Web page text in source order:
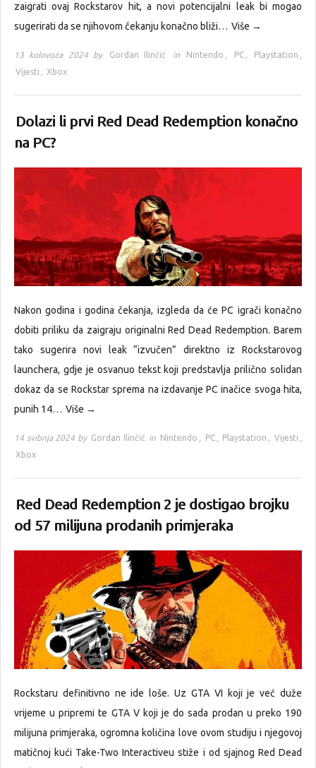
zaigrati ovaj Rockstarov hit, a novi potencijalni leak bi mogao
sugerirati da se njihovom čekanju konačno bliži… Više →
13 kolovoza 2024 by Gordan Ilinčić in Nintendo , PC , Playstation ,
Vijesti , Xbox
Dolazi li prvi Red Dead Redemption konačno
na PC?
Nakon godina i godina čekanja, izgleda da će PC igrači konačno
dobiti priliku da zaigraju originalni Red Dead Redemption. Barem
tako sugerira novi leak “izvučen” direktno iz Rockstarovog
launchera, gdje je osvanuo tekst koji predstavlja prilično solidan
dokaz da se Rockstar sprema na izdavanje PC inačice svoga hita,
punih 14… Više →
14 svibnja 2024 by Gordan Ilinčić in Nintendo , PC , Playstation , Vijesti ,
Xbox
Red Dead Redemption 2 je dostigao brojku
od 57 milijuna prodanih primjeraka
Rockstaru definitivno ne ide loše. Uz GTA VI koji je već duže
vrijeme u pripremi te GTA V koji je do sada prodan u preko 190
milijuna primjeraka, ogromna količina love ovom studiju i njegovoj
matičnoj kući Take-Two Interactiveu stiže i od sjajnog Red Dead